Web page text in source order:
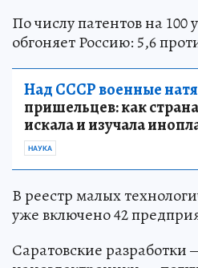
По числу патентов на 100
обгоняет Россию: 5,6
Над СССР военные
пришельцев: как
искала и изучала
НАУКА
В реестр малых
уже включено 42
Саратовские